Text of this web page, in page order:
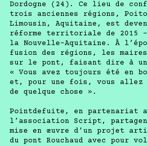
Dordogne (24). Ce lieu de
trois anciennes régions,
Limousin, Aquitaine, est
réforme territoriale de 2015
la Nouvelle-Aquitaine. À
fusion des régions, les
sur le pont, faisant dire à un
« Vous avez toujours été en
et, pour une fois, vous allez
de quelque chose ».
Pointdefuite, en partenariat
l’association Script,
mise en œuvre d’un projet
du pont Rouchaud avec pour